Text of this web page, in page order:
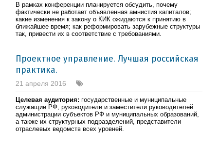
В рамках конференции планируется обсудить, почему
фактически не работает объявленная амнистия капиталов;
какие изменения к закону о КИК ожидаются к принятию в
ближайшее время; как реформировать зарубежные структуры
так, привести их в соответствие с требованиями.
Проектное управление. Лучшая российская
практика.
21 апреля 2016
Целевая аудитория: государственные и муниципальные
служащие РФ, руководители и заместители руководителей
администрации субъектов РФ и муниципальных образований,
а также их структурных подразделений, представители
отраслевых ведомств всех уровней.